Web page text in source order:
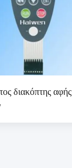
διακόπτης αφής